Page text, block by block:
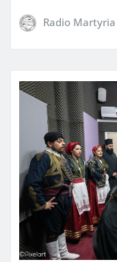
Radio Martyria